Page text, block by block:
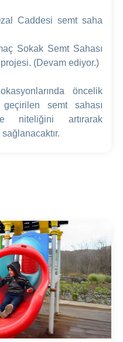
Caddesi semt saha
Sokak Semt Sahası
(Devam ediyor.)
öncelik
geçirilen semt sahası
niteliğini artırarak